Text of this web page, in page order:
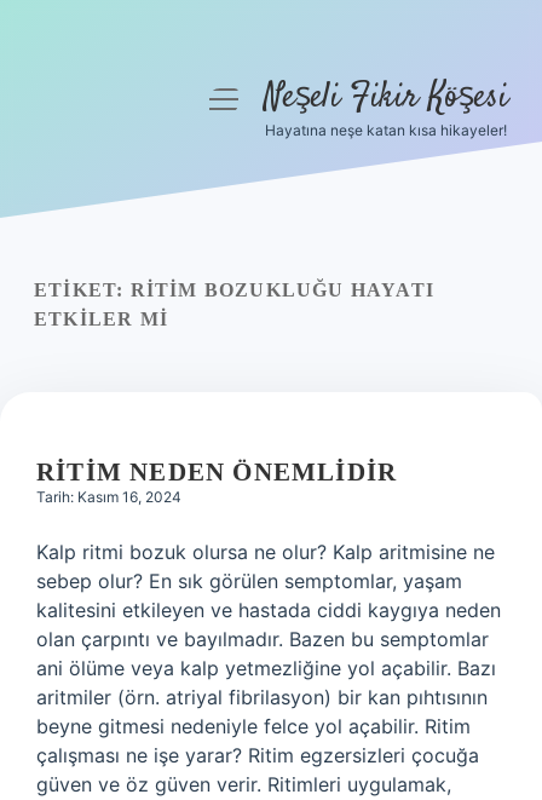
Yasal Uyarı
menüyüNeşeli Fikir Köşesi
Hayatına neşe katan kısa hikayeler!
ETIKET: RITIM BOZUKLUĞU HAYATI
ETKILER MI
RITIM NEDEN ÖNEMLIDIR
Tarih: Kasım 16, 2024
Kalp ritmi bozuk olursa ne olur? Kalp aritmisine ne
sebep olur? En sık görülen semptomlar, yaşam
kalitesini etkileyen ve hastada ciddi kaygıya neden
olan çarpıntı ve bayılmadır. Bazen bu semptomlar
ani ölüme veya kalp yetmezliğine yol açabilir. Bazı
aritmiler (örn. atriyal fibrilasyon) bir kan pıhtısının
beyne gitmesi nedeniyle felce yol açabilir. Ritim
çalışması ne işe yarar? Ritim egzersizleri çocuğa
güven ve öz güven verir. Ritimleri uygulamak,